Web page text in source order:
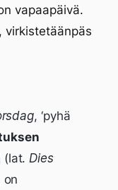
vapaapäivä.
virkistetäänpäs
, ‘pyhä
(lat.Dies
on